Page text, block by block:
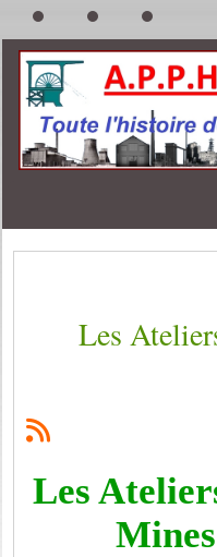
Les
Les